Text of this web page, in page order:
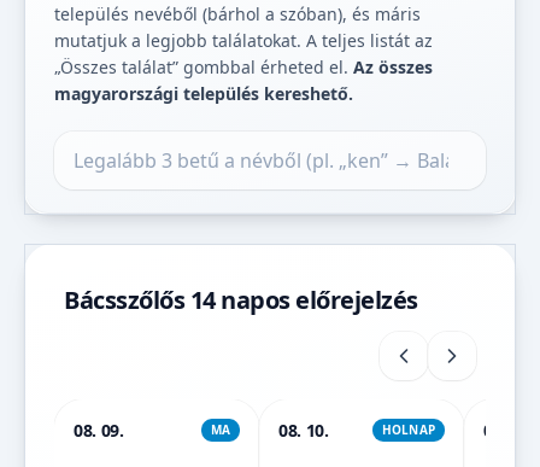
település nevéből (bárhol a szóban), és máris
mutatjuk a legjobb találatokat. A teljes listát az
„Összes találat” gombbal érheted el. Az összes
magyarországi település kereshető.
Bácsszőlős 14 napos előrejelzés
08. 09. MA 08. 10. HOLNAP 08. 11.